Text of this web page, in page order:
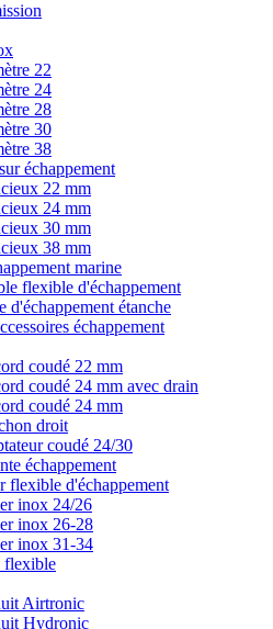
22
24
28
30
38
échappement
22 mm
24 mm
30 mm
38 mm
marine
flexible d'échappement
d'échappement étanche
échappement
coudé 22 mm
coudé 24 mm avec drain
coudé 24 mm
droit
coudé 24/30
échappement
flexible d'échappement
inox 24/26
inox 26-28
inox 31-34
flexible
Airtronic
Hydronic